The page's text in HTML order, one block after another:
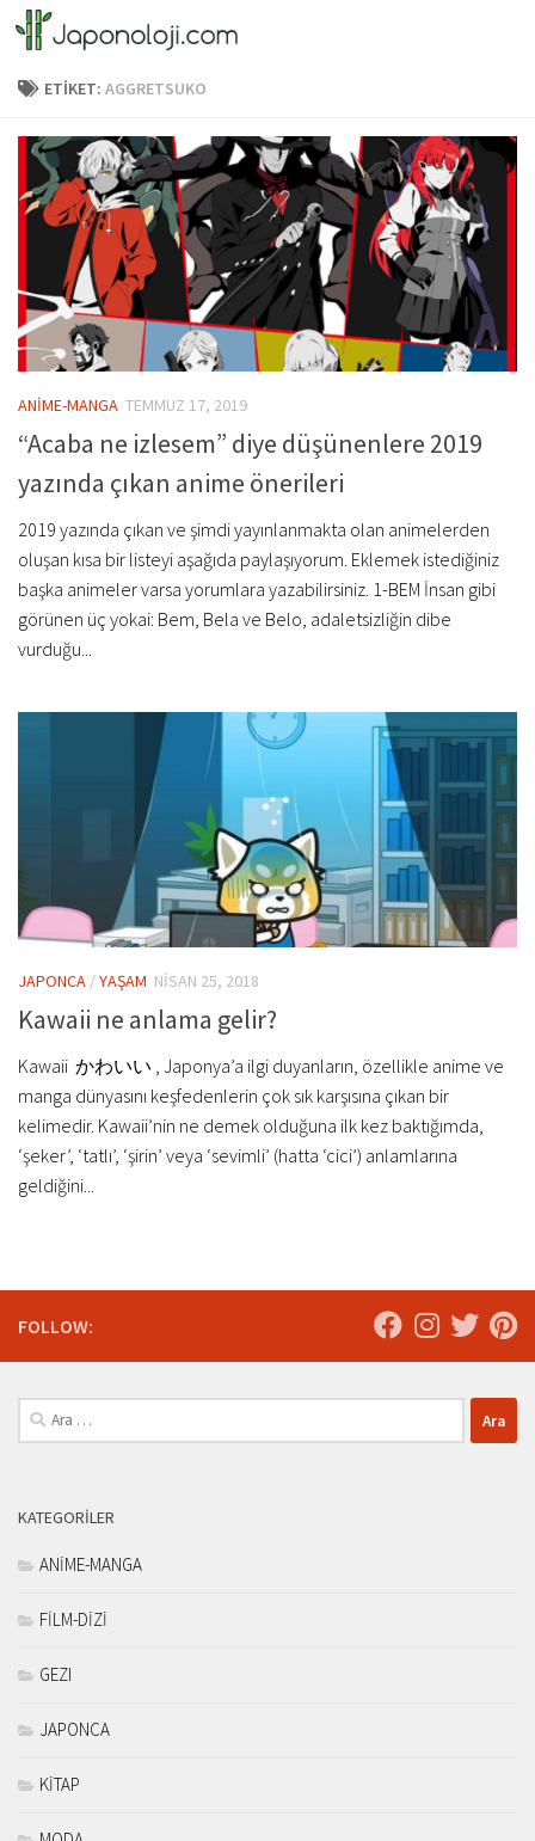
Skip to content
ETIKET: AGGRETSUKO
ANİME-MANGA TEMMUZ 17, 2019
“Acaba ne izlesem” diye düşünenlere 2019
yazında çıkan anime önerileri
2019 yazında çıkan ve şimdi yayınlanmakta olan animelerden
oluşan kısa bir listeyi aşağıda paylaşıyorum. Eklemek istediğiniz
başka animeler varsa yorumlara yazabilirsiniz. 1-BEM İnsan gibi
görünen üç yokai: Bem, Bela ve Belo, adaletsizliğin dibe
vurduğu...
JAPONCA /YAŞAM NISAN 25, 2018
Kawaii ne anlama gelir?
Kawaii かわいい , Japonya’a ilgi duyanların, özellikle anime ve
manga dünyasını keşfedenlerin çok sık karşısına çıkan bir
kelimedir. Kawaii’nin ne demek olduğuna ilk kez baktığımda,
‘şeker’, ‘tatlı’, ‘şirin’ veya ‘sevimli’ (hatta ‘cici’) anlamlarına
geldiğini...
FOLLOW:
Arama:
KATEGORILER
ANİME-MANGA
FİLM-DİZİ
GEZI
JAPONCA
KİTAP